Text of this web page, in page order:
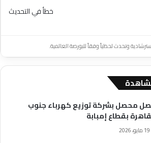
خطأ في التحديث
وتحدث لحظياً وفقاً للبورصة العالمية.
محصل بشركة توزيع كهرباء جنوب
بقطاع إمبابة
19 مايو، 2026